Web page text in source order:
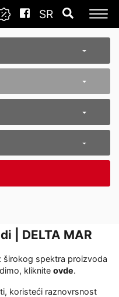
SR
| DELTA MAR
širokog spektra proizvoda
kliknite ovde․
koristeći raznovrsnost